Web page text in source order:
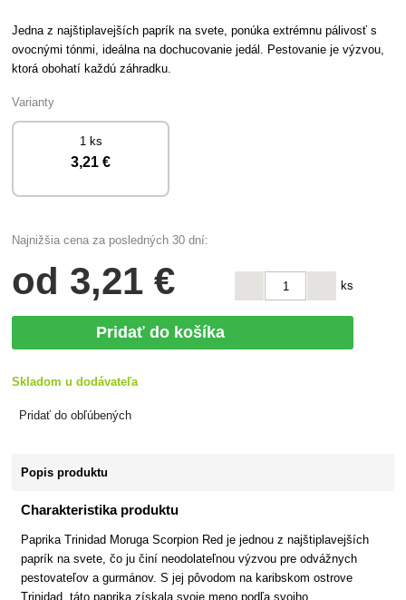
Jedna z najštiplavejších paprík na svete, ponúka extrémnu pálivosť s
ovocnými tónmi, ideálna na dochucovanie jedál. Pestovanie je výzvou,
ktorá obohatí každú záhradku.
Varianty
1 ks
3,21 €
Najnižšia cena za posledných 30 dní:
od 3,21 € ks
Pridať do košíka
Skladom u dodávateľa
Pridať do obľúbených
Popis produktu
Charakteristika produktu
Paprika Trinidad Moruga Scorpion Red je jednou z najštiplavejších
paprík na svete, čo ju činí neodolateľnou výzvou pre odvážnych
pestovateľov a gurmánov. S jej pôvodom na karibskom ostrove
Trinidad, táto paprika získala svoje meno podľa svojho